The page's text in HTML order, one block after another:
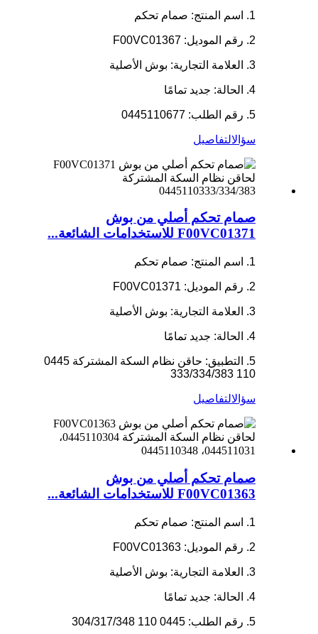
1. اسم المنتج: صمام تحكم
2. رقم الموديل: F00VC01367
3. العلامة التجارية: بوش الأصلية
4. الحالة: جديد تمامًا
5. رقم الطلب: 0445110677
سؤالالتفاصيل
صمام تحكم أصلي من بوش
F00VC01371 للاستخدامات الشائعة...
1. اسم المنتج: صمام تحكم
2. رقم الموديل: F00VC01371
3. العلامة التجارية: بوش الأصلية
4. الحالة: جديد تمامًا
5. التطبيق: حاقن نظام السكة المشتركة 0445
110 333/334/383
سؤالالتفاصيل
صمام تحكم أصلي من بوش
F00VC01363 للاستخدامات الشائعة...
1. اسم المنتج: صمام تحكم
2. رقم الموديل: F00VC01363
3. العلامة التجارية: بوش الأصلية
4. الحالة: جديد تمامًا
5. رقم الطلب: 0445 110 304/317/348